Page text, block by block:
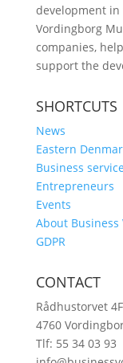
development
Vordingborg
companies,
support the
SHORTCUTS
News
Eastern
Business
Entrepreneurs
Events
About
GDPR
CONTACT
Rådhustorvet 4F
4760
Tlf: 55 34 03 93